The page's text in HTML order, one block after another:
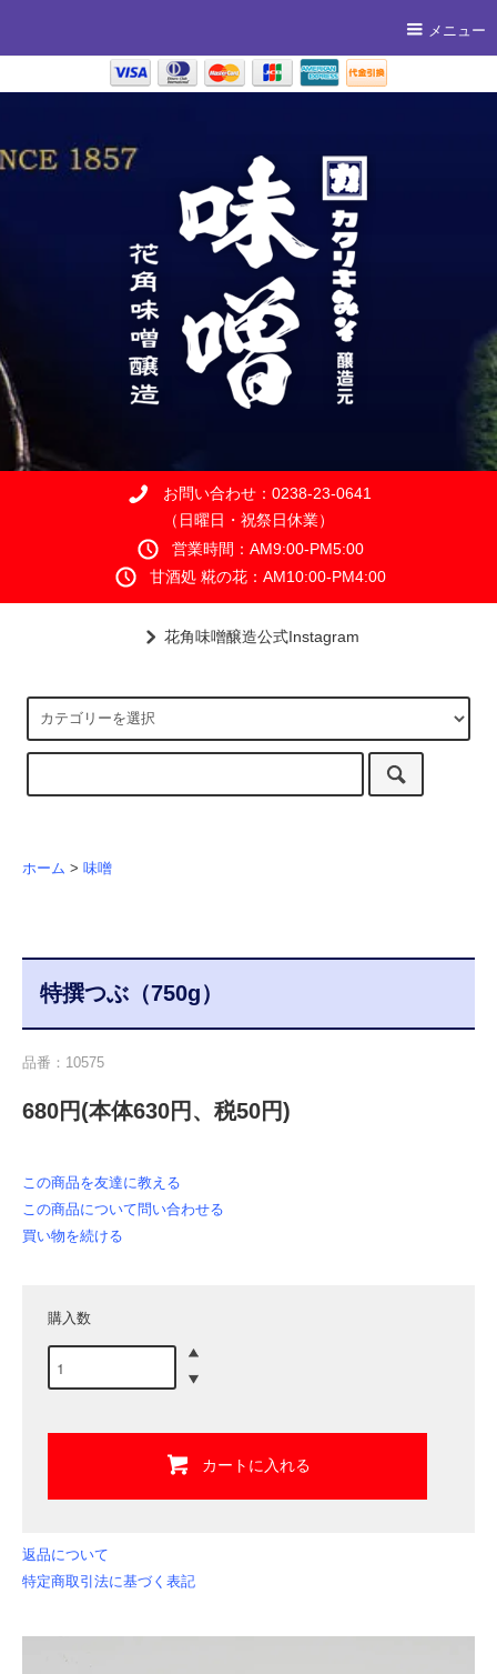
メニュー
お問い合わせ：0238-23-0641
（日曜日・祝祭日休業）
営業時間：AM9:00-PM5:00
甘酒処 糀の花：AM10:00-PM4:00
花角味噌醸造公式Instagram
ホーム > 味噌
特撰つぶ（750g）
品番：10575
680円(本体630円、税50円)
この商品を友達に教える
この商品について問い合わせる
買い物を続ける
購入数
カートに入れる
返品について
特定商取引法に基づく表記